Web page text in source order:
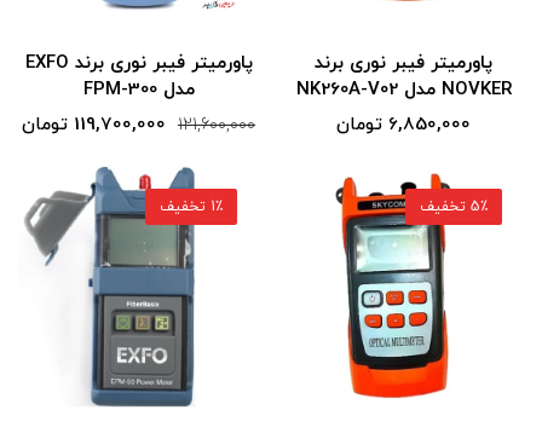
پاورمیتر فیبر نوری برند
NOVKER مدل NK260A-V02
6,850,000 تومان
پاورمیتر فیبر نوری برند EXFO
مدل FPM-300
121,600,000 119,700,000 تومان
5٪ تخفیف 1٪ تخفیف